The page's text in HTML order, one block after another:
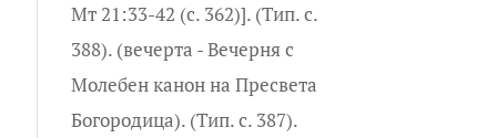
Мт 21:33-42 (с. 362)]. (Тип. с.
388). (вечерта - Вечерня с
Молебен канон на Пресвета
Богородица). (Тип. с. 387).